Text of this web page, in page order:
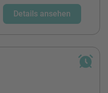
Details ansehen